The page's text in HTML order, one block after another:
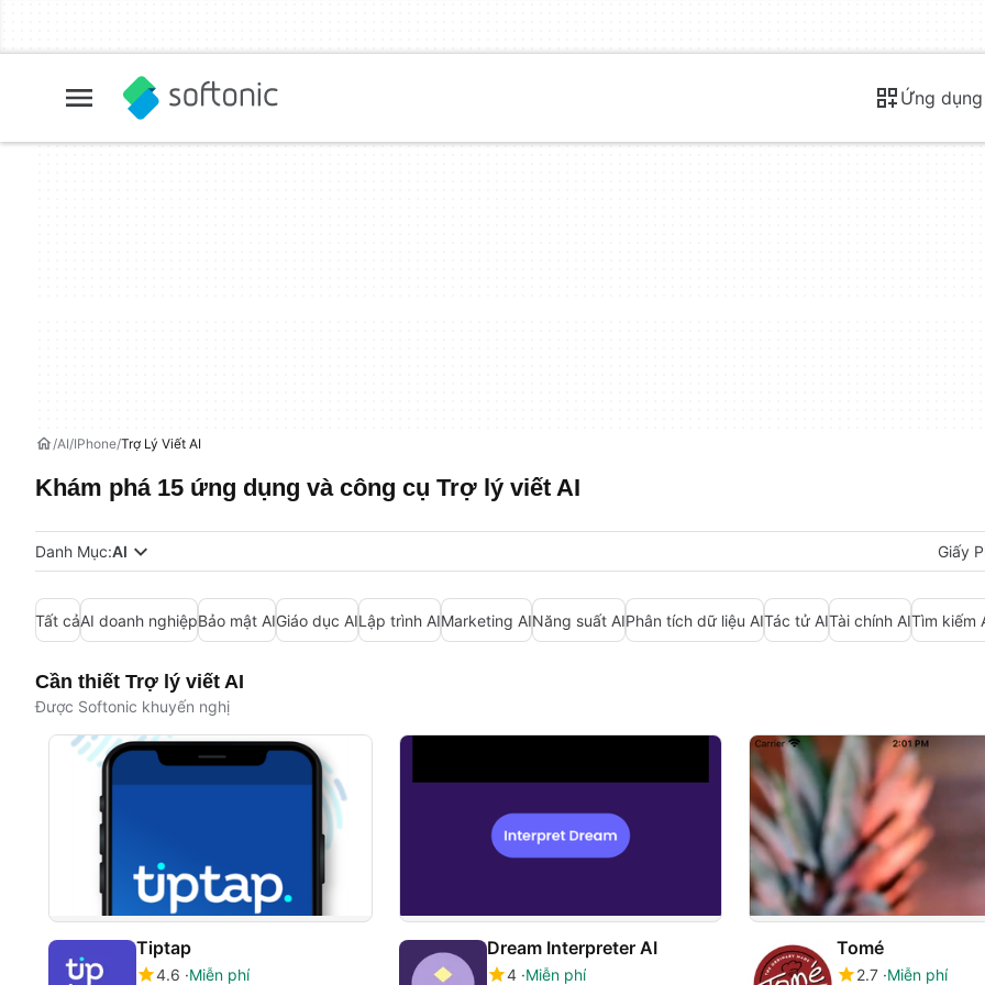
Ứng dụng
AI IPhone Trợ Lý Viết AI
Khám phá 15 ứng dụng và công cụ Trợ lý viết AI
Danh Mục:AI Giấy
Tất cảAI doanh nghiệpBảo mật AIGiáo dục AILập trình AIMarketing AINăng suất AIPhân tích dữ liệu AITác tử AITài chính AITìm kiếm
Cần thiết Trợ lý viết AI
Được Softonic khuyến nghị
Tiptap
4.6 Miễn phí
Dream Interpreter AI
4 Miễn phí
Tomé
2.7 Miễn phí